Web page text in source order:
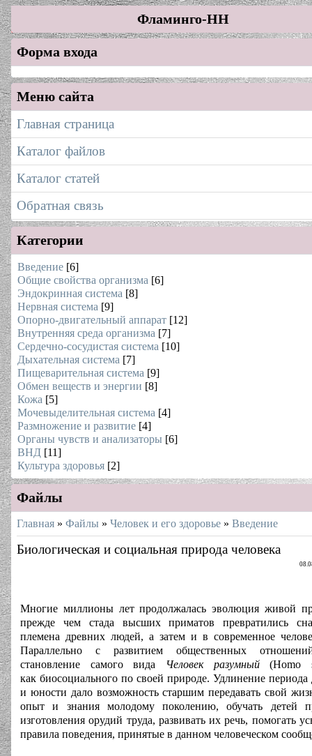
Фламинго-НН
Форма входа
Меню сайта
Главная страница
Каталог файлов
Каталог статей
Обратная связь
Категории
Введение [6]
Общие свойства организма [6]
Эндокринная система [8]
Нервная система [9]
Опорно-двигательный аппарат [12]
Внутренняя среда организма [7]
Сердечно-сосудистая система [10]
Дыхательная система [7]
Пищеварительная система [9]
Обмен веществ и энергии [8]
Кожа [5]
Мочевыделительная система [4]
Размножение и развитие [4]
Органы чувств и анализаторы [6]
ВНД [11]
Культура здоровья [2]
Файлы
Главная » Файлы » Человек и его здоровье » Введение
Биологическая и социальная природа человека
Многие миллионы лет продолжалась эволюция живой
прежде чем стада высших приматов превратились
племена древних людей, а затем и в современное
Параллельно с развитием общественных
становление самого вида Человек разумный(Homo
как биосоциального по своей природе. Удлинение периода
и юности дало возможность старшим передавать свой
опыт и знания молодому поколению, обучать детей
изготовления орудий труда, развивать их речь, помогать
правила поведения, принятые в данном человеческом